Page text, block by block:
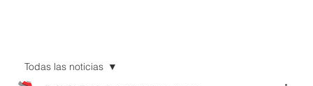
Todas las noticias